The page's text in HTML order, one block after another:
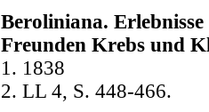
Beroliniana.
Freunden Krebs und
1. 1838
2. LL 4, S. 448-466.